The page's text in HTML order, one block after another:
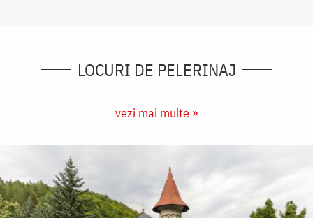
LOCURI DE PELERINAJ
vezi mai multe »